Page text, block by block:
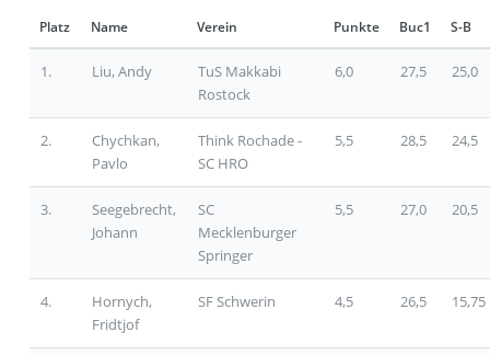
Platz Name Verein Punkte Buc1 S-B
1. Liu, Andy
TuS Makkabi
Rostock
6,0 27,5 25,0
2.
Chychkan,
Pavlo
Think Rochade -
SC HRO
5,5 28,5 24,5
3.
Seegebrecht,
Johann
SC
Mecklenburger
Springer
5,5 27,0 20,5
4.
Hornych,
Fridtjof
SF Schwerin 4,5 26,5 15,75